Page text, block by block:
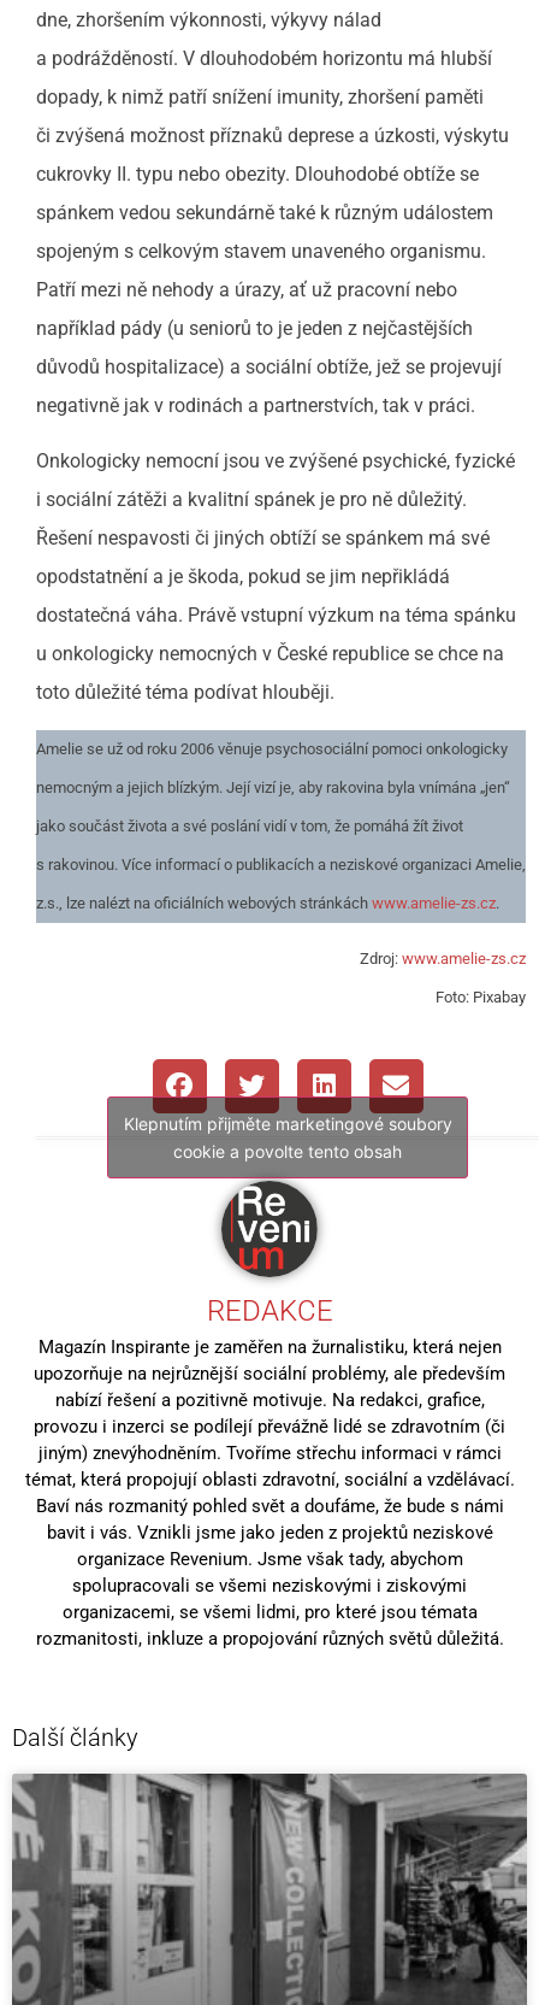
dne, zhoršením výkonnosti, výkyvy nálad
a podrážděností. V dlouhodobém horizontu má hlubší
dopady, k nimž patří snížení imunity, zhoršení paměti
či zvýšená možnost příznaků deprese a úzkosti, výskytu
cukrovky II. typu nebo obezity. Dlouhodobé obtíže se
spánkem vedou sekundárně také k různým událostem
spojeným s celkovým stavem unaveného organismu.
Patří mezi ně nehody a úrazy, ať už pracovní nebo
například pády (u seniorů to je jeden z nejčastějších
důvodů hospitalizace) a sociální obtíže, jež se projevují
negativně jak v rodinách a partnerstvích, tak v práci.
Onkologicky nemocní jsou ve zvýšené psychické, fyzické
i sociální zátěži a kvalitní spánek je pro ně důležitý.
Řešení nespavosti či jiných obtíží se spánkem má své
opodstatnění a je škoda, pokud se jim nepřikládá
dostatečná váha. Právě vstupní výzkum na téma spánku
u onkologicky nemocných v České republice se chce na
toto důležité téma podívat hlouběji.
Amelie se už od roku 2006 věnuje psychosociální pomoci onkologicky
nemocným a jejich blízkým. Její vizí je, aby rakovina byla vnímána „jen“
jako součást života a své poslání vidí v tom, že pomáhá žít život
s rakovinou. Více informací o publikacích a neziskové organizaci Amelie,
z.s., lze nalézt na oficiálních webových stránkách www.amelie-zs.cz.
Zdroj: www.amelie-zs.cz
Foto: Pixabay
Klepnutím přijměte marketingové soubory
cookie a povolte tento obsah
REDAKCE
Magazín Inspirante je zaměřen na žurnalistiku, která nejen
upozorňuje na nejrůznější sociální problémy, ale především
nabízí řešení a pozitivně motivuje. Na redakci, grafice,
provozu i inzerci se podílejí převážně lidé se zdravotním (či
jiným) znevýhodněním. Tvoříme střechu informaci v rámci
témat, která propojují oblasti zdravotní, sociální a vzdělávací.
Baví nás rozmanitý pohled svět a doufáme, že bude s námi
bavit i vás. Vznikli jsme jako jeden z projektů neziskové
organizace Revenium. Jsme však tady, abychom
spolupracovali se všemi neziskovými i ziskovými
organizacemi, se všemi lidmi, pro které jsou témata
rozmanitosti, inkluze a propojování různých světů důležitá.
Další články